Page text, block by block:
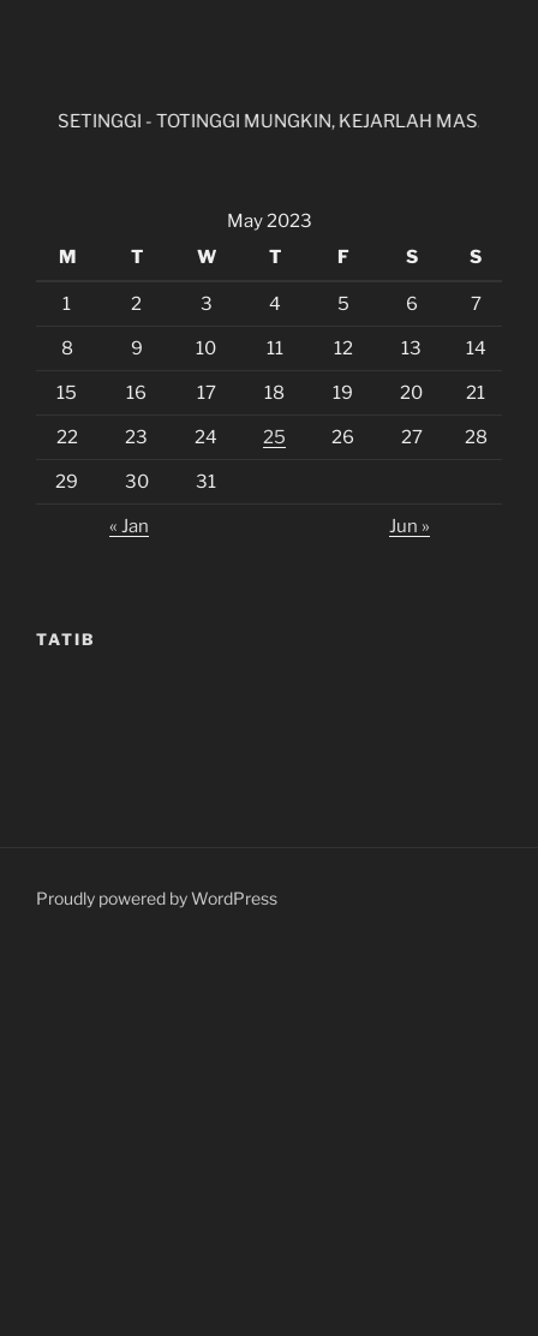
SETINGGI - TOTINGGI MUNGKIN, KEJARLAH MASA DEPAN
May 2023
M
T W T F S S
1 2 3 4 5 6 7
8 9 10 11 12 13 14
15 16 17 18 19 20 21
22 23 24 25 26 27 28
29 30 31
« Jan Jun »
TATIB
Proudly powered by WordPress